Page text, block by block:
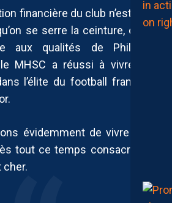
financière du club n’est pas
se serre la ceinture, c’est
aux qualités de Philippe
MHSC a réussi à vivre de
l’élite du football français
évidemment de vivre une
tout ce temps consacré au
cher.